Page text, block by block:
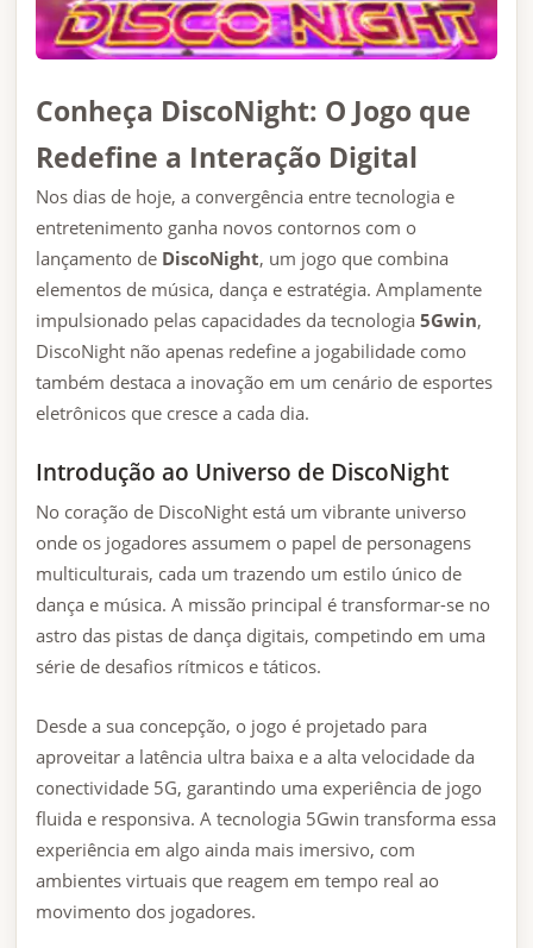
Conheça DiscoNight: O Jogo que
Redefine a Interação Digital
Nos dias de hoje, a convergência entre tecnologia e
entretenimento ganha novos contornos com o
lançamento de DiscoNight, um jogo que combina
elementos de música, dança e estratégia. Amplamente
impulsionado pelas capacidades da tecnologia5Gwin,
DiscoNight não apenas redefine a jogabilidade como
também destaca a inovação em um cenário de esportes
eletrônicos que cresce a cada dia.
Introdução ao Universo de DiscoNight
No coração de DiscoNight está um vibrante universo
onde os jogadores assumem o papel de personagens
multiculturais, cada um trazendo um estilo único de
dança e música. A missão principal é transformar-se no
astro das pistas de dança digitais, competindo em uma
série de desafios rítmicos e táticos.
Desde a sua concepção, o jogo é projetado para
aproveitar a latência ultra baixa e a alta velocidade da
conectividade 5G, garantindo uma experiência de jogo
fluida e responsiva. A tecnologia 5Gwin transforma essa
experiência em algo ainda mais imersivo, com
ambientes virtuais que reagem em tempo real ao
movimento dos jogadores.